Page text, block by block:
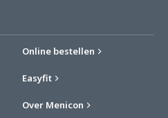
Online bestellen
Easyfit
Over Menicon